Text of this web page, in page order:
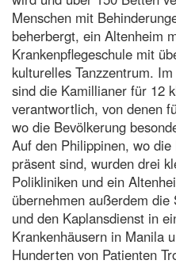
Menschen mit
beherbergt, ein Altenheim
Krankenpflegeschule mit
kulturelles Tanzzentrum.
sind die Kamillianer für 12
verantwortlich, von denen
wo die Bevölkerung
Auf den Philippinen, wo
präsent sind, wurden drei
Polikliniken und ein
übernehmen außerdem
und den Kaplansdienst in
Krankenhäusern in Manila
Hunderten von Patienten